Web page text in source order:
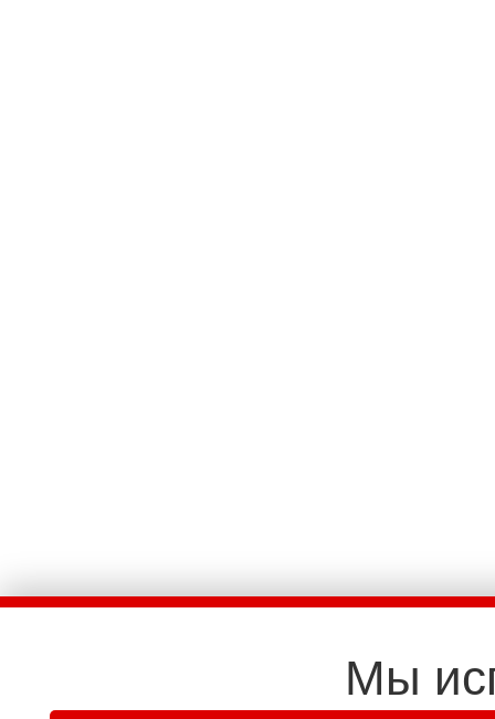
Мы